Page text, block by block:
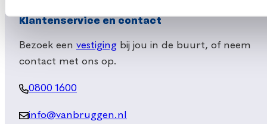
Klantenservice en contact
Bezoek een vestiging bij jou in de buurt, of neem
contact met ons op.
0800 1600
info@vanbruggen.nl